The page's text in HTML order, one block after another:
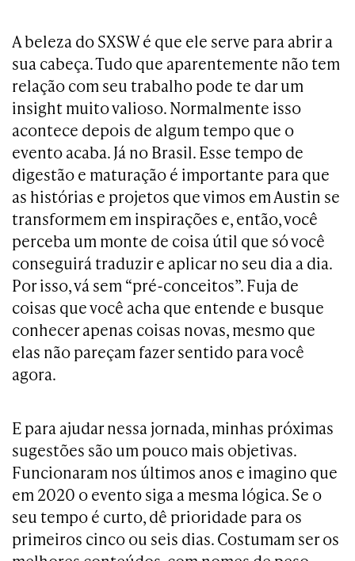
A beleza do SXSW é que ele serve para abrir a
sua cabeça. Tudo que aparentemente não tem
relação com seu trabalho pode te dar um
insight muito valioso. Normalmente isso
acontece depois de algum tempo que o
evento acaba. Já no Brasil. Esse tempo de
digestão e maturação é importante para que
as histórias e projetos que vimos em Austin se
transformem em inspirações e, então, você
perceba um monte de coisa útil que só você
conseguirá traduzir e aplicar no seu dia a dia.
Por isso, vá sem “pré-conceitos”. Fuja de
coisas que você acha que entende e busque
conhecer apenas coisas novas, mesmo que
elas não pareçam fazer sentido para você
agora.
E para ajudar nessa jornada, minhas próximas
sugestões são um pouco mais objetivas.
Funcionaram nos últimos anos e imagino que
em 2020 o evento siga a mesma lógica. Se o
seu tempo é curto, dê prioridade para os
primeiros cinco ou seis dias. Costumam ser os